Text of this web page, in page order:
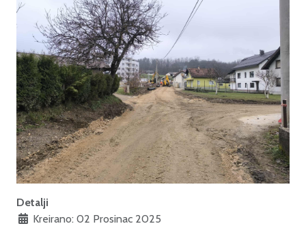
Detalji
Kreirano: 02 Prosinac 2025